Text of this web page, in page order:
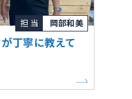
担 当 岡部和美
丁寧に教えて